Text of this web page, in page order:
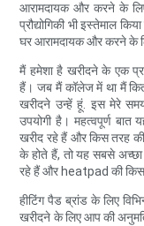
आरामदायक और करने के
प्रौद्योगिकी भी इस्तेमाल
घर आरामदायक और करने के
मैं हमेशा है खरीदने के एक
हैं। जब मैं कॉलेज में था मैं
खरीदने उन्हें हूं. इस मेरे
उपयोगी है। महत्वपूर्ण बात
खरीद रहे हैं और किस तरह
के होते हैं, तो यह सबसे
रहे हैं और heatpad की
हीटिंग पैड ब्रांड के लिए
खरीदने के लिए आप की